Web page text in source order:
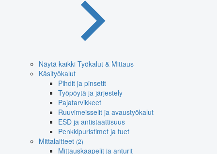
Näytä kaikki Työkalut & Mittaus
Käsityökalut
Pihdit ja pinsetit
Työpöytä ja järjestely
Pajatarvikkeet
Ruuvimeisselit ja avaustyökalut
ESD ja antistaattisuus
Penkkipuristimet ja tuet
Mittalaitteet (2)
Mittauskaapelit ja anturit